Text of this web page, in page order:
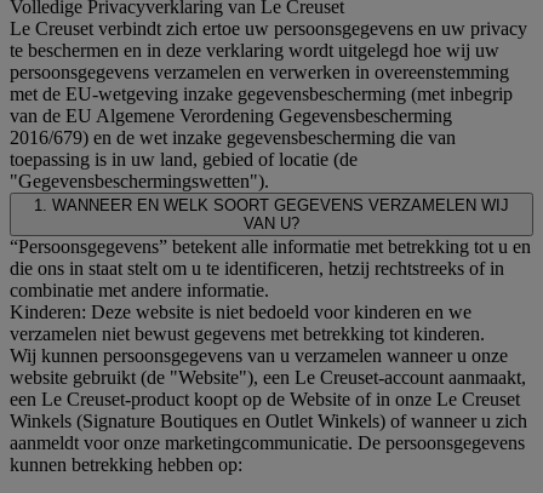
Volledige Privacyverklaring van Le Creuset
Le Creuset verbindt zich ertoe uw persoonsgegevens en uw privacy
te beschermen en in deze verklaring wordt uitgelegd hoe wij uw
persoonsgegevens verzamelen en verwerken in overeenstemming
met de EU-wetgeving inzake gegevensbescherming (met inbegrip
van de EU Algemene Verordening Gegevensbescherming
2016/679) en de wet inzake gegevensbescherming die van
toepassing is in uw land, gebied of locatie (de
"Gegevensbeschermingswetten").
1. WANNEER EN WELK SOORT GEGEVENS VERZAMELEN WIJ
VAN U?
“Persoonsgegevens” betekent alle informatie met betrekking tot u en
die ons in staat stelt om u te identificeren, hetzij rechtstreeks of in
combinatie met andere informatie.
Kinderen: Deze website is niet bedoeld voor kinderen en we
verzamelen niet bewust gegevens met betrekking tot kinderen.
Wij kunnen persoonsgegevens van u verzamelen wanneer u onze
website gebruikt (de "Website"), een Le Creuset-account aanmaakt,
een Le Creuset-product koopt op de Website of in onze Le Creuset
Winkels (Signature Boutiques en Outlet Winkels) of wanneer u zich
aanmeldt voor onze marketingcommunicatie. De persoonsgegevens
kunnen betrekking hebben op: